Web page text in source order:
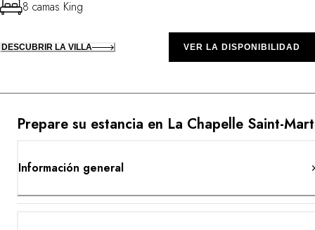
Prepare su estancia en La Chapelle Saint-
Información general
8 camas King
DESCUBRIR LA VILLA VER LA DISPONIBILIDAD